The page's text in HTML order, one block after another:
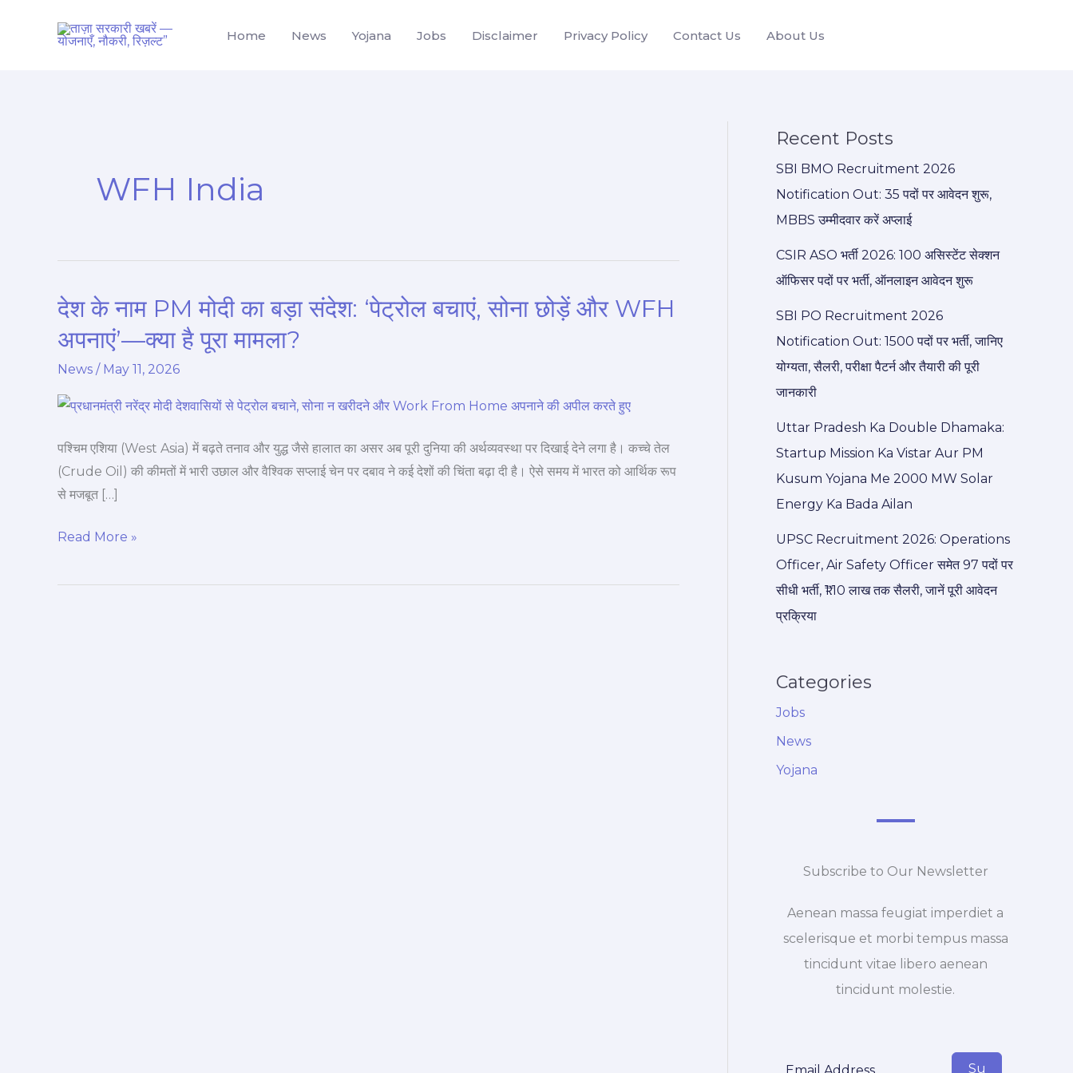
Home News Yojana Jobs Disclaimer Privacy Policy Contact Us About Us
WFH India
देश के नाम PM मोदी का बड़ा संदेश: ‘पेट्रोल बचाएं, सोना छोड़ें और WFH
अपनाएं’—क्या है पूरा मामला?
News / May 11, 2026
पश्चिम एशिया (West Asia) में बढ़ते तनाव और युद्ध जैसे हालात का असर अब पूरी दुनिया की अर्थव्यवस्था पर दिखाई देने लगा है। कच्चे तेल
(Crude Oil) की कीमतों में भारी उछाल और वैश्विक सप्लाई चेन पर दबाव ने कई देशों की चिंता बढ़ा दी है। ऐसे समय में भारत को आर्थिक रूप
से मजबूत […]
देश
नाम
PM
मोदी
बड़ा
संदेश:
‘पेट्रोल
सोना
और
Read More »
Recent Posts
SBI BMO Recruitment 2026
Notification Out: 35 पदों पर आवेदन शुरू,
MBBS उम्मीदवार करें अप्लाई
CSIR ASO भर्ती 2026: 100 असिस्टेंट सेक्शन
ऑफिसर पदों पर भर्ती, ऑनलाइन आवेदन शुरू
SBI PO Recruitment 2026
Notification Out: 1500 पदों पर भर्ती, जानिए
योग्यता, सैलरी, परीक्षा पैटर्न और तैयारी की पूरी
जानकारी
Uttar Pradesh Ka Double Dhamaka:
Startup Mission Ka Vistar Aur PM
Kusum Yojana Me 2000 MW Solar
Energy Ka Bada Ailan
UPSC Recruitment 2026: Operations
Officer, Air Safety Officer समेत 97 पदों पर
सीधी भर्ती, ₹1.10 लाख तक सैलरी, जानें पूरी आवेदन
प्रक्रिया
Categories
Jobs
News
Yojana
Subscribe to Our Newsletter
Aenean massa feugiat imperdiet a
scelerisque et morbi tempus massa
tincidunt vitae libero aenean
tincidunt molestie.
Su